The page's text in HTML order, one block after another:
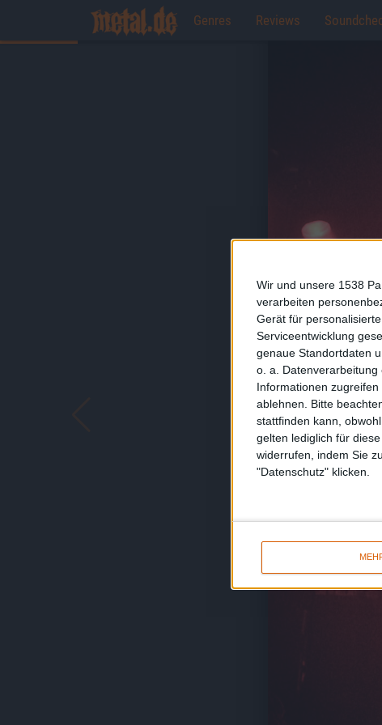
Wir und unsere 1538
verarbeiten
Gerät für
Serviceentwicklung
genaue Standortdaten
o. a.
Informationen
ablehnen. Bitte
stattfinden kann,
gelten lediglich für
widerrufen, indem Sie
"Datenschutz" klicken.
Genres Reviews